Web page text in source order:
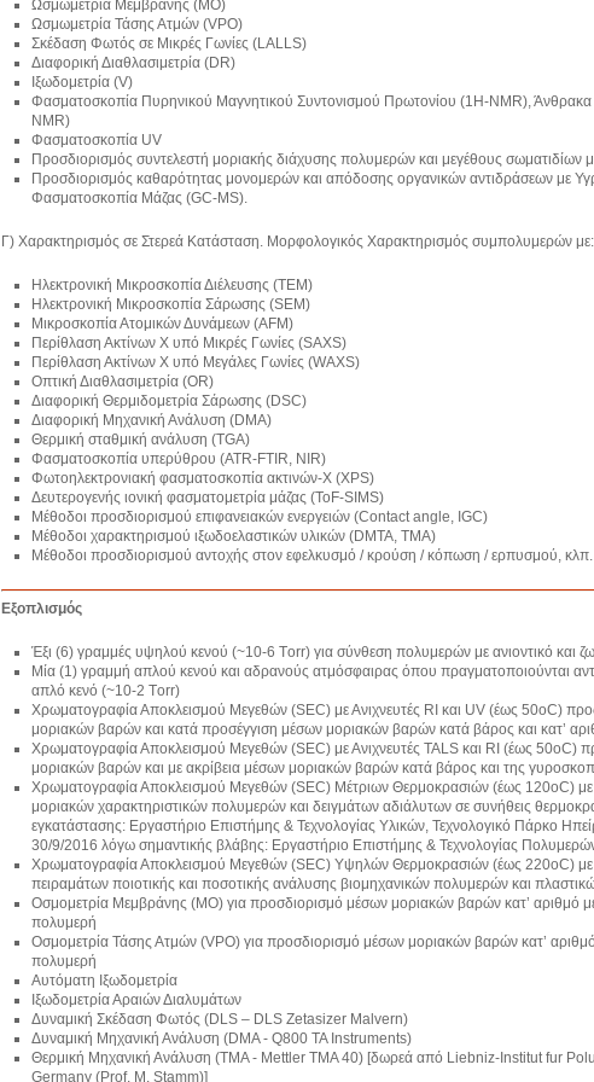
Ωσμωμετρία Μεμβράνης (MO)
Ωσμωμετρία Τάσης Ατμών (VPO)
Σκέδαση Φωτός σε Μικρές Γωνίες (LALLS)
Διαφορική Διαθλασιμετρία (DR)
Ιξωδομετρία (V)
Φασματοσκοπία Πυρηνικού Μαγνητικού Συντονισμού Πρωτονίου (1H-NMR),
NMR)
Φασματοσκοπία UV
Προσδιορισμός συντελεστή μοριακής διάχυσης πολυμερών και μεγέθους
Προσδιορισμός καθαρότητας μονομερών και απόδοσης οργανικών αντιδράσεων με
Φασματοσκοπία Μάζας (GC-MS).
Γ) Χαρακτηρισμός σε Στερεά Κατάσταση. Μορφολογικός Χαρακτηρισμός συμπολυμερών με:
Ηλεκτρονική Μικροσκοπία Διέλευσης (TEM)
Ηλεκτρονική Μικροσκοπία Σάρωσης (SEM)
Μικροσκοπία Ατομικών Δυνάμεων (AFM)
Περίθλαση Ακτίνων Χ υπό Μικρές Γωνίες (SAXS)
Περίθλαση Ακτίνων Χ υπό Μεγάλες Γωνίες (WAXS)
Οπτική Διαθλασιμετρία (OR)
Διαφορική Θερμιδομετρία Σάρωσης (DSC)
Διαφορική Μηχανική Ανάλυση (DMA)
Θερμική σταθμική ανάλυση (TGA)
Φασματοσκοπία υπερύθρου (ATR-FTIR, NIR)
Φωτοηλεκτρονιακή φασματοσκοπία ακτινών-Χ (XPS)
Δευτερογενής ιονική φασματομετρία μάζας (ToF-SIMS)
Μέθοδοι προσδιορισμού επιφανειακών ενεργειών (Contact angle, IGC)
Μέθοδοι χαρακτηρισμού ιξωδοελαστικών υλικών (DMTA, TMA)
Μέθοδοι προσδιορισμού αντοχής στον εφελκυσμό / κρούση / κόπωση / ερπυσμού, κλπ.
Εξοπλισμός
Έξι (6) γραμμές υψηλού κενού (~10-6 Τorr) για σύνθεση πολυμερών με ανιοντικό και
Μία (1) γραμμή απλού κενού και αδρανούς ατμόσφαιρας όπου πραγματοποιούνται
απλό κενό (~10-2 Τorr)
Χρωματογραφία Αποκλεισμού Μεγεθών (SEC) με Ανιχνευτές RI και UV (έως 50oC)
μοριακών βαρών και κατά προσέγγιση μέσων μοριακών βαρών κατά βάρος και κατ’
Χρωματογραφία Αποκλεισμού Μεγεθών (SEC) με Ανιχνευτές ΤΑLS και RI (έως 50oC)
μοριακών βαρών και με ακρίβεια μέσων μοριακών βαρών κατά βάρος και της
Χρωματογραφία Αποκλεισμού Μεγεθών (SEC) Μέτριων Θερμοκρασιών (έως 120oC) με
μοριακών χαρακτηριστικών πολυμερών και δειγμάτων αδιάλυτων σε συνήθεις
εγκατάστασης: Εργαστήριο Επιστήμης & Τεχνολογίας Υλικών, Τεχνολογικό Πάρκο
30/9/2016 λόγω σημαντικής βλάβης: Εργαστήριο Επιστήμης & Τεχνολογίας
Χρωματογραφία Αποκλεισμού Μεγεθών (SEC) Υψηλών Θερμοκρασιών (έως 220oC) με
πειραμάτων ποιοτικής και ποσοτικής ανάλυσης βιομηχανικών πολυμερών και
Οσμομετρία Μεμβράνης (MO) για προσδιορισμό μέσων μοριακών βαρών κατ’ αριθμό
πολυμερή
Οσμομετρία Τάσης Ατμών (VPO) για προσδιορισμό μέσων μοριακών βαρών κατ’
πολυμερή
Αυτόματη Ιξωδομετρία
Ιξωδομετρία Αραιών Διαλυμάτων
Δυναμική Σκέδαση Φωτός (DLS – DLS Zetasizer Malvern)
Δυναμική Μηχανική Ανάλυση (DMA - Q800 TA Instruments)
Θερμική Μηχανική Ανάλυση (TMA - Mettler TMA 40) [δωρεά από Liebniz-Institut fur
Germany (Prof. M. Stamm)]